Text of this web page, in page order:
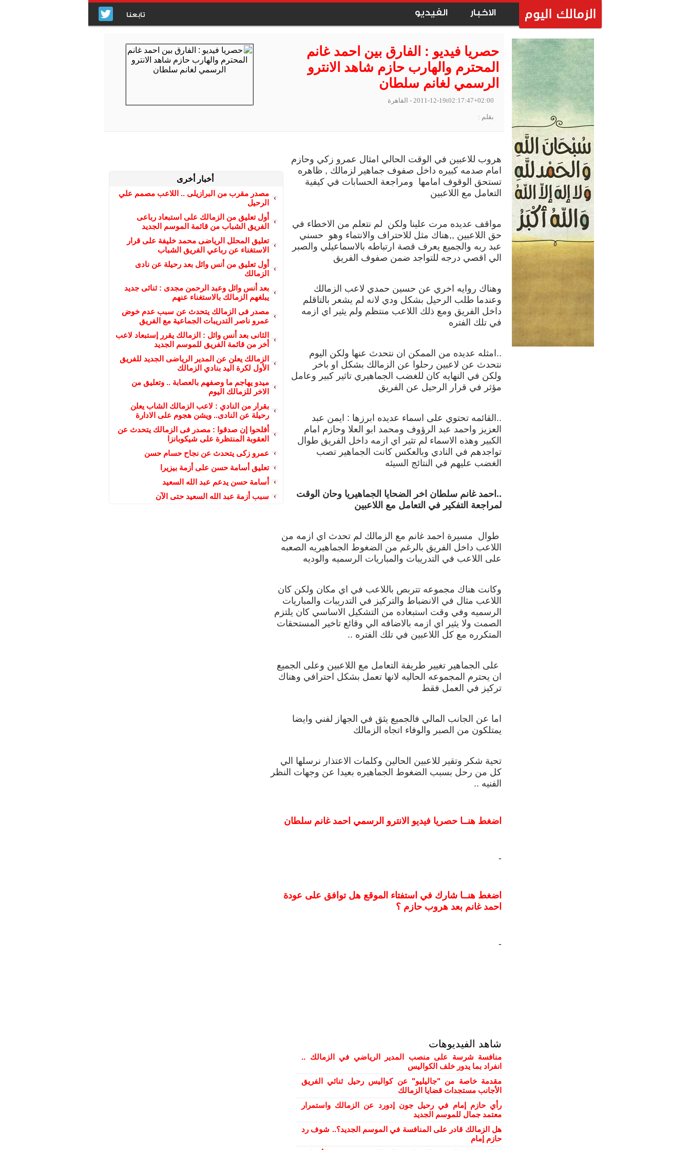
الاخبار الفيديو تابعنا
حصريا فيديو : الفارق بين احمد غانم
المحترم والهارب حازم شاهد الانترو
الرسمي لغانم سلطان
2011-12-19t02:17:47+02:00 - القاهرة
بقلم :
أخبار أخرى
مصدر مقرب من البرازيلى .. اللاعب مصمم علي
الرحيل
أول تعليق من الزمالك على استبعاد رباعى
الفريق الشباب من قائمة الموسم الجديد
تعليق المحلل الرياضى محمد خليفة على قرار
الاستغناء عن رباعي الفريق الشباب
أول تعليق من أنس وائل بعد رحيلة عن نادى
الزمالك
بعد أنس وائل وعبد الرحمن مجدى : ثنائى جديد
يبلغهم الزمالك بالاستغناء عنهم
مصدر فى الزمالك يتحدث عن سبب عدم خوض
عمرو ناصر التدريبات الجماعية مع الفريق
الثانى بعد أنس وائل : الزمالك يقرر إستبعاد لاعب
أخر من قائمة الفريق للموسم الجديد
الزمالك يعلن عن المدير الرياضى الجديد للفريق
الأول لكرة اليد بنادي الزمالك
ميدو يهاجم ما وصفهم بالعصابة .. وتعليق من
الاخر للزمالك اليوم
بقرار من النادي : لاعب الزمالك الشاب يعلن
رحيلة عن النادى.. ويشن هجوم على الادارة
أفلحوا إن صدقوا : مصدر فى الزمالك يتحدث عن
العقوبة المنتظرة على شيكوبانزا
عمرو زكى يتحدث عن نجاح حسام حسن
تعليق أسامة حسن على أزمة بيزيرا
أسامة حسن يدعم عبد الله السعيد
سبب أزمة عبد الله السعيد حتى الآن
هروب للاعبين في الوقت الحالي امثال عمرو زكي وحازم
امام صدمه كبيره داخل صفوف جماهير لزمالك , ظاهره
تستحق الوقوف امامها ومراجعة الحسابات في كيفية
التعامل مع اللاعبين
مواقف عديده مرت علينا ولكن لم نتعلم من الاخطاء في
حق اللاعبين ,,هناك مثل للاحتراف والانتماء وهو حسني
عبد ربه والجميع يعرف قصة ارتباطه بالاسماعيلي والصبر
الي اقصي درجه للتواجد ضمن صفوف الفريق
وهناك روايه اخري عن حسين حمدي لاعب الزمالك
وعندما طلب الرحيل بشكل ودي لانه لم يشعر بالتاقلم
داخل الفريق ومع ذلك اللاعب منتظم ولم يثير اي ازمه
في تلك الفتره
..امثله عديده من الممكن ان نتحدث عنها ولكن اليوم
نتحدث عن لاعبين رحلوا عن الزمالك بشكل او باخر
ولكن في النهايه كان للغضب الجماهيري تاثير كبير وعامل
مؤثر في قرار الرحيل عن الفريق
..القائمه تحتوي على اسماء عديده ابرزها : ايمن عبد
العزيز واحمد عبد الرؤوف ومحمد ابو العلا وحازم امام
الكبير وهذه الاسماء لم تثير اي ازمه داخل الفريق طوال
تواجدهم في النادي وبالعكس كانت الجماهير تصب
الغضب عليهم في النتائج السيئه
..احمد غانم سلطان اخر الضحايا الجماهيريا وحان الوقت
لمراجعة التفكير في التعامل مع اللاعبين
طوال مسيرة احمد غانم مع الزمالك لم تحدث اي ازمه من
اللاعب داخل الفريق بالرغم من الضغوط الجماهيريه الصعبه
على اللاعب في التدريبات والمباريات الرسميه والوديه
وكانت هناك مجموعه تتربص باللاعب في اي مكان ولكن كان
اللاعب مثال في الانضباط والتركيز في التدريبات والمباريات
الرسميه وفي وقت استبعاده من التشكيل الاساسي كان يلتزم
الصمت ولا يثير اي ازمه بالاضافه الي وقائع تاخير المستحقات
المتكرره مع كل اللاعبين في تلك الفتره ..
على الجماهير تغيير طريفة التعامل مع اللاعبين وعلى الجميع
ان يحترم المجموعه الحاليه لانها تعمل بشكل احترافي وهناك
تركيز في العمل فقط
اما عن الجانب المالي فالجميع يثق في الجهاز لفني وايضا
يمتلكون من الصبر والوفاء اتجاه الزمالك
تحية شكر وتقير للاعبين الحالين وكلمات الاعتذار نرسلها الي
كل من رحل بسبب الضغوط الجماهيره بعيدا عن وجهات النظر
الفنيه ..
اضغط هنــا حصريا فيديو الانترو الرسمي احمد غانم سلطان
-
اضغط هنــا شارك في استفتاء الموقع هل توافق على عودة
احمد غانم بعد هروب حازم ؟
-
شاهد الفيديوهات
منافسة شرسة على منصب المدير الرياضي في الزمالك ..
انفراد بما يدور خلف الكواليس
مقدمة خاصة من "جاليليو" عن كواليس رحيل ثنائي الفريق
الأجانب مستجدات قضايا الزمالك
رأي حازم إمام في رحيل جون إدورد عن الزمالك واستمرار
معتمد جمال للموسم الجديد
هل الزمالك قادر على المنافسة في الموسم الجديد؟.. شوف رد
حازم إمام